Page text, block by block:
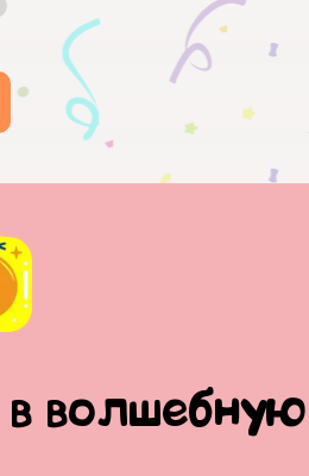
волшебную